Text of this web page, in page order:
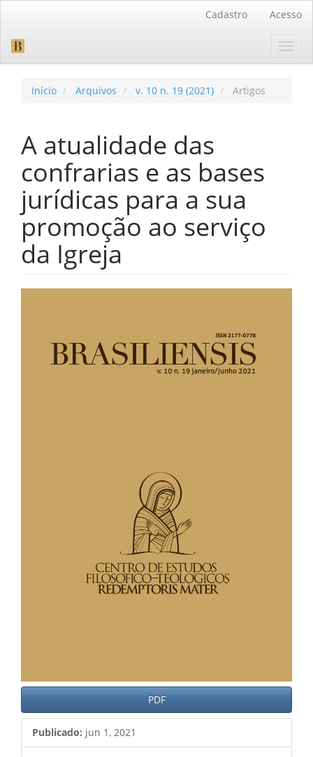
Barra
Cadastro Acesso
Início Arquivos v. 10 n. 19 (2021) Artigos
A atualidade das
confrarias e as bases
jurídicas para a sua
promoção ao serviço
da Igreja
artigos
PDF
Publicado: jun 1, 2021